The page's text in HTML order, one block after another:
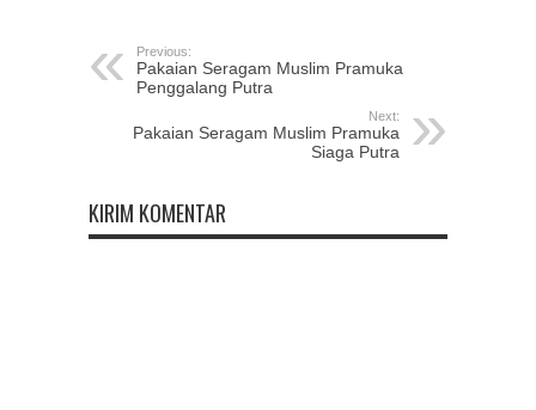
Previous:
Pakaian Seragam Muslim Pramuka
Penggalang Putra
Next:
Pakaian Seragam Muslim Pramuka
Siaga Putra
KIRIM KOMENTAR